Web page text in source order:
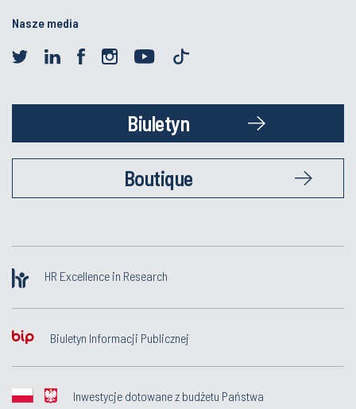
Nasze media
Biuletyn
Boutique
HR Excellence in Research
Biuletyn Informacji Publicznej
Inwestycje dotowane z budżetu Państwa